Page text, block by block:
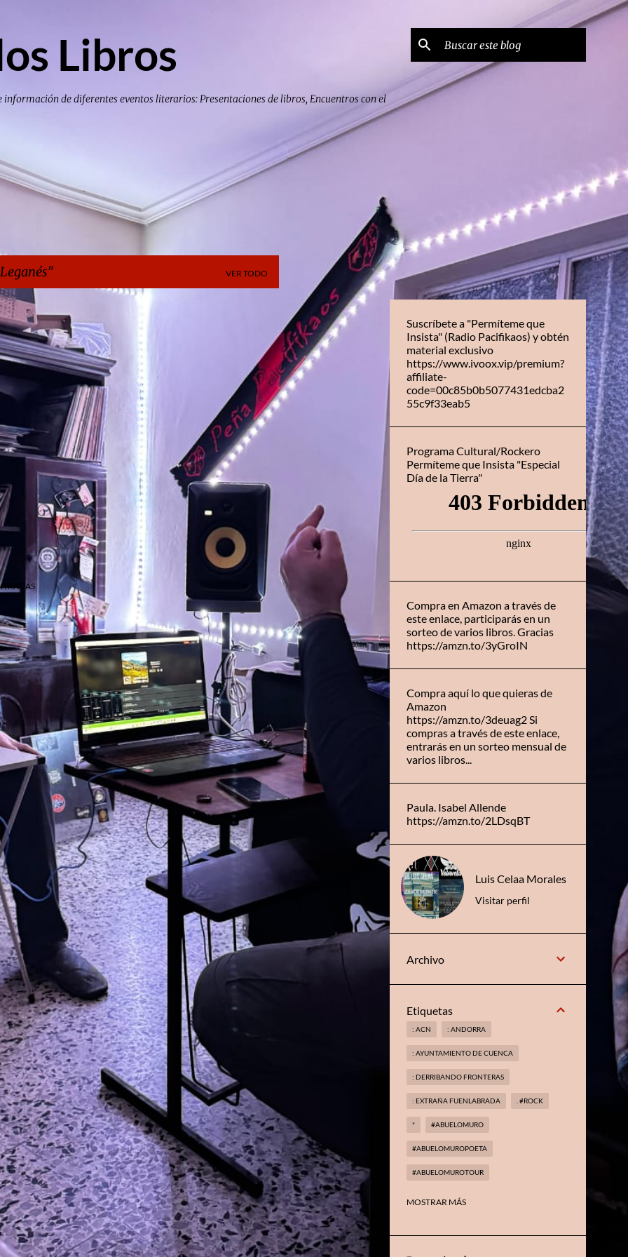
Libros
de diferentes eventos literarios: Presentaciones de libros, Encuentros con el
VER TODO
Suscríbete a "Permíteme que
Insista" (Radio Pacifikaos) y obtén
material exclusivo
https://www.ivoox.vip/premium?
affiliate-
code=00c85b0b5077431edcba2
55c9f33eab5
Programa Cultural/Rockero
Permíteme que Insista "Especial
Día de la Tierra"
Compra en Amazon a través de
este enlace, participarás en un
sorteo de varios libros. Gracias
https://amzn.to/3yGroIN
Compra aquí lo que quieras de
Amazon
https://amzn.to/3deuag2 Si
compras a través de este enlace,
entrarás en un sorteo mensual de
varios libros...
Paula. Isabel Allende
https://amzn.to/2LDsqBT
Luis Celaa Morales
Visitar perfil
Archivo
Etiquetas
: ACN : ANDORRA
: AYUNTAMIENTO DE CUENCA
: DERRIBANDO FRONTERAS
: EXTRAÑA FUENLABRADA . #ROCK
* #ABUELOMURO
#ABUELOMUROPOETA
#ABUELOMUROTOUR
#ABUELOMUROTROVADOR
MOSTRAR MÁS